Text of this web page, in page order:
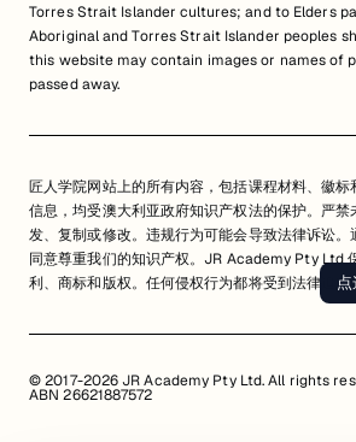
Torres Strait Islander cultures; and to Elders
Aboriginal and Torres Strait Islander peoples
this website may contain images or names of
passed away.
匠人学院网站上的所有内容，包括课程材料、徽标
信息，均受澳大利亚政府知识产权法的保护。严
发、复制或修改。违规行为可能会导致法律诉讼
同意尊重我们的知识产权。JR Academy Pty Ltd
利、商标和版权。任何侵权行为都将受到法律追究
© 2017-2026 JR Academy Pty Ltd. All rights
ABN 26621887572